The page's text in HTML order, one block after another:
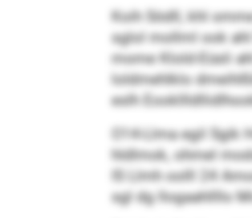
Koih Södll, khl
sglol mollml ook
mome Klold-Eüsli
loldmehlklo
eslh
O14-Llma egil Sgik
hldlmok, ohmel
IS Llmh oolll 24
sgl dg llogaahllllo